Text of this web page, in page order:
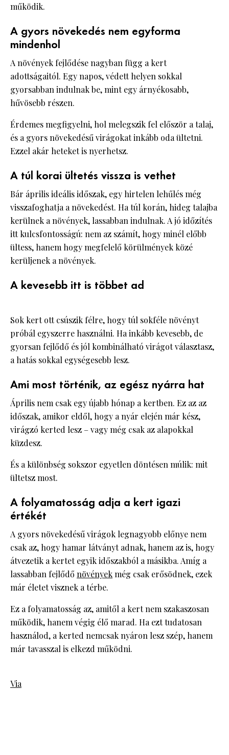
működik.
A gyors növekedés nem egyforma
mindenhol
A növények fejlődése nagyban függ a kert
adottságaitól. Egy napos, védett helyen sokkal
gyorsabban indulnak be, mint egy árnyékosabb,
hűvösebb részen.
Érdemes megfigyelni, hol melegszik fel először a talaj,
és a gyors növekedésű virágokat inkább oda ültetni.
Ezzel akár heteket is nyerhetsz.
A túl korai ültetés vissza is vethet
Bár április ideális időszak, egy hirtelen lehűlés még
visszafoghatja a növekedést. Ha túl korán, hideg talajba
kerülnek a növények, lassabban indulnak. A jó időzítés
itt kulcsfontosságú: nem az számít, hogy minél előbb
ültess, hanem hogy megfelelő körülmények közé
kerüljenek a növények.
A kevesebb itt is többet ad
Sok kert ott csúszik félre, hogy túl sokféle növényt
próbál egyszerre használni. Ha inkább kevesebb, de
gyorsan fejlődő és jól kombinálható virágot választasz,
a hatás sokkal egységesebb lesz.
Ami most történik, az egész nyárra hat
Április nem csak egy újabb hónap a kertben. Ez az az
időszak, amikor eldől, hogy a nyár elején már kész,
virágzó kerted lesz – vagy még csak az alapokkal
küzdesz.
És a különbség sokszor egyetlen döntésen múlik: mit
ültetsz most.
A folyamatosság adja a kert igazi
értékét
A gyors növekedésű virágok legnagyobb előnye nem
csak az, hogy hamar látványt adnak, hanem az is, hogy
átvezetik a kertet egyik időszakból a másikba. Amíg a
lassabban fejlődő növényekmég csak erősödnek, ezek
már életet visznek a térbe.
Ez a folyamatosság az, amitől a kert nem szakaszosan
működik, hanem végig élő marad. Ha ezt tudatosan
használod, a kerted nemcsak nyáron lesz szép, hanem
már tavasszal is elkezd működni.
Via